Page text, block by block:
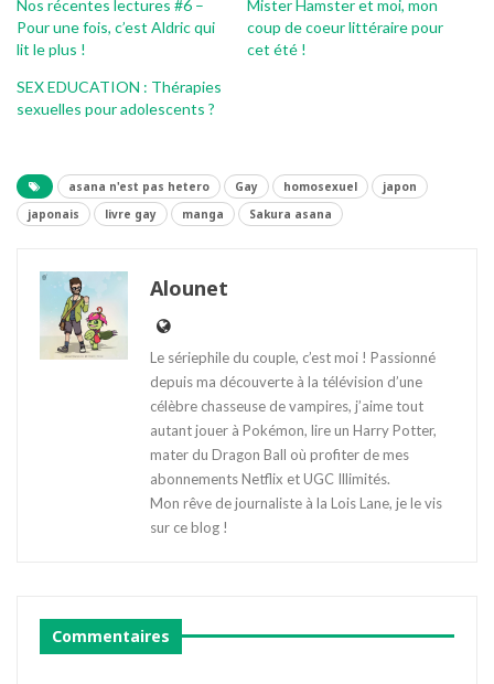
Nos récentes lectures #6 –
Pour une fois, c’est Aldric qui
lit le plus !
Mister Hamster et moi, mon
coup de coeur littéraire pour
cet été !
SEX EDUCATION : Thérapies
sexuelles pour adolescents ?
asana n'est pas hetero Gay homosexuel
japon
japonais
livre gay manga Sakura asana
Alounet
Le sériephile du couple, c’est moi ! Passionné
depuis ma découverte à la télévision d’une
célèbre chasseuse de vampires, j’aime tout
autant jouer à Pokémon, lire un Harry Potter,
mater du Dragon Ball où profiter de mes
abonnements Netflix et UGC Illimités.
Mon rêve de journaliste à la Lois Lane, je le vis
sur ce blog !
Commentaires